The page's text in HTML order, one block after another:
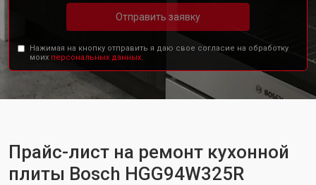
Отправить заявку
Нажимая на кнопку отправить я даю свое согласие на обработку
моих персональных данных.
Прайс-лист на ремонт кухонной
плиты Bosch HGG94W325R